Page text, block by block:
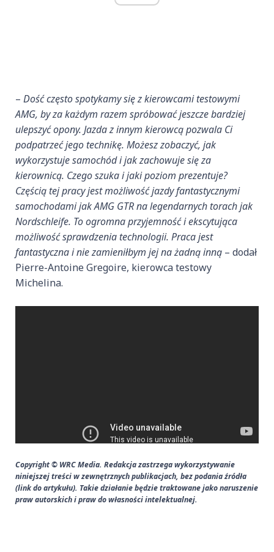
– Dość często spotykamy się z kierowcami testowymi
AMG, by za każdym razem spróbować jeszcze bardziej
ulepszyć opony. Jazda z innym kierowcą pozwala Ci
podpatrzeć jego technikę. Możesz zobaczyć, jak
wykorzystuje samochód i jak zachowuje się za
kierownicą. Czego szuka i jaki poziom prezentuje?
Częścią tej pracy jest możliwość jazdy fantastycznymi
samochodami jak AMG GTR na legendarnych torach jak
Nordschleife. To ogromna przyjemność i ekscytująca
możliwość sprawdzenia technologii. Praca jest
fantastyczna i nie zamieniłbym jej na żadną inną – dodał
Pierre-Antoine Gregoire, kierowca testowy
Michelina.
Copyright © WRC Media. Redakcja zastrzega wykorzystywanie
niniejszej treści w zewnętrznych publikacjach, bez podania źródła
(link do artykułu). Takie działanie będzie traktowane jako naruszenie
praw autorskich i praw do własności intelektualnej.